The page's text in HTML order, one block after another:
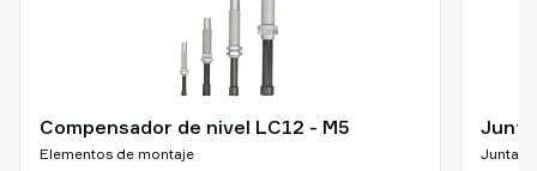
Compensador de nivel LC12 - M5
Elementos de montaje
Juntas